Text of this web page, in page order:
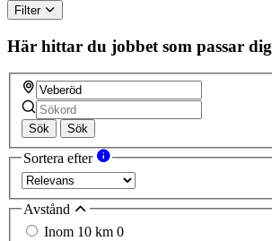
Filter
Här hittar du jobbet som passar dig
Sök Sök
Sortera efter
Avstånd
Inom 10 km 0